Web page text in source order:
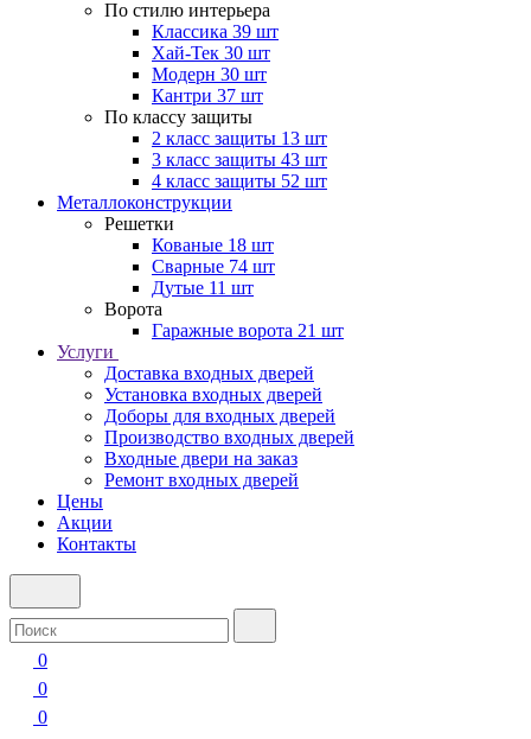
По стилю интерьера
Классика 39 шт
Хай-Тек 30 шт
Модерн 30 шт
Кантри 37 шт
По классу защиты
2 класс защиты 13 шт
3 класс защиты 43 шт
4 класс защиты 52 шт
Металлоконструкции
Решетки
Кованые 18 шт
Сварные 74 шт
Дутые 11 шт
Ворота
Гаражные ворота 21 шт
Услуги
Доставка входных дверей
Установка входных дверей
Доборы для входных дверей
Производство входных дверей
Входные двери на заказ
Ремонт входных дверей
Цены
Акции
Контакты
0
0
0